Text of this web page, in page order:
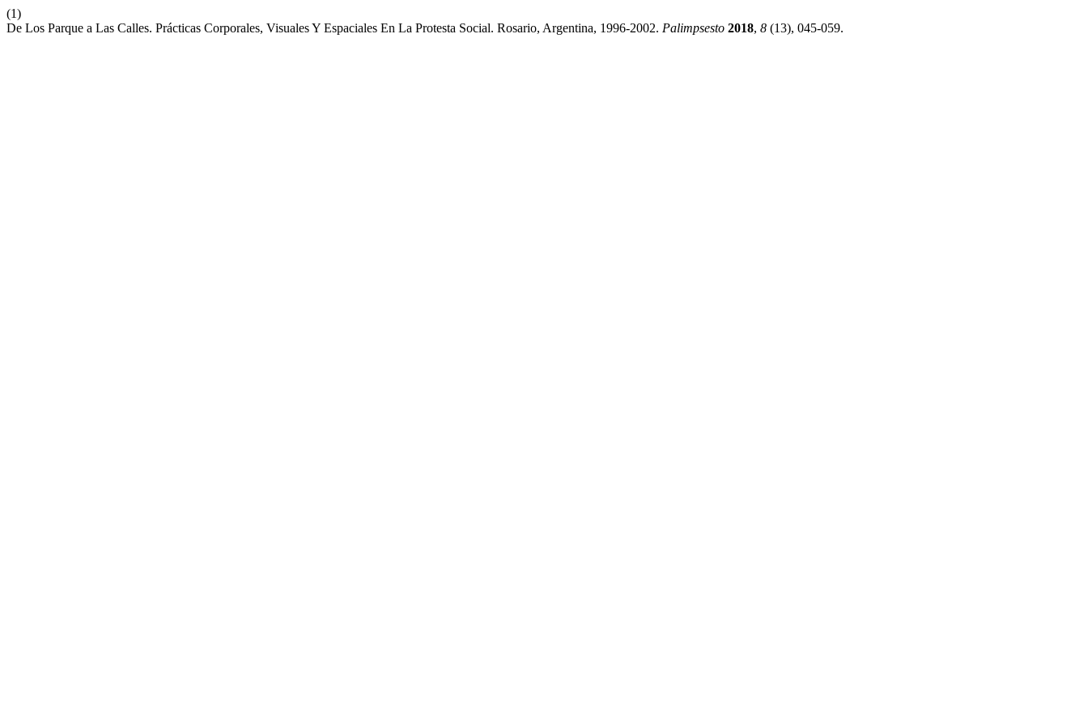
(1)
De Los Parque a Las Calles. Prácticas Corporales, Visuales Y Espaciales En La Protesta Social. Rosario, Argentina, 1996-2002. Palimpsesto 2018, 8 (13), 045-059.